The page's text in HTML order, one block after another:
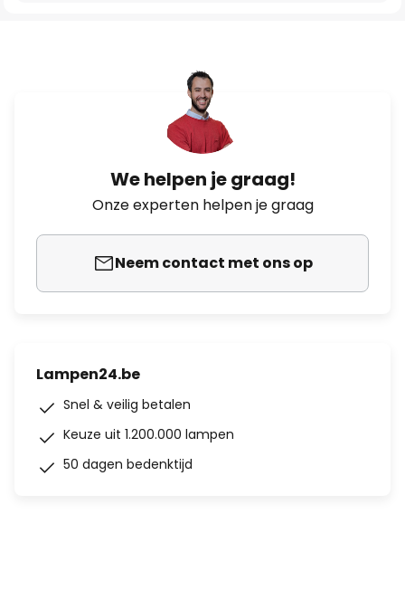
We helpen je graag!
Onze experten helpen je graag
Neem contact met ons op
Lampen24.be
Snel & veilig betalen
Keuze uit 1.200.000 lampen
50 dagen bedenktijd